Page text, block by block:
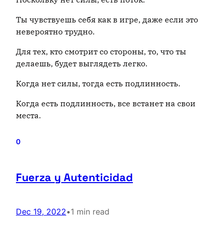
Ты чувствуешь себя как в игре, даже если это
невероятно трудно.
Для тех, кто смотрит со стороны, то, что ты
делаешь, будет выглядеть легко.
Когда нет силы, тогда есть подлинность.
Когда есть подлинность, все встанет на свои
места.
0
Fuerza y Autenticidad
Dec 19, 2022•1 min read